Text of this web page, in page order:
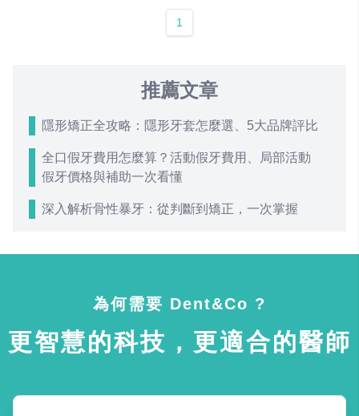
1
推薦文章
隱形矯正全攻略：隱形牙套怎麼選、5大品牌評比
全口假牙費用怎麼算？活動假牙費用、局部活動
假牙價格與補助一次看懂
深入解析骨性暴牙：從判斷到矯正，一次掌握
為何需要 Dent&Co ?
更智慧的科技，更適合的醫師